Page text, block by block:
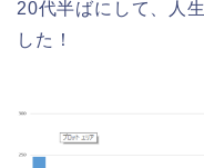
20代半ばにして、人
した！